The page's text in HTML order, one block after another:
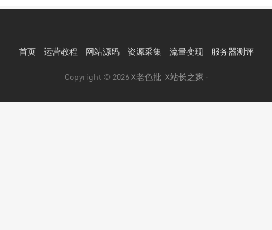
首页 运营教程 网站源码 资源采集 流量变现 服务器测评
Copyright © 2026X老色批-X站长之家 ·